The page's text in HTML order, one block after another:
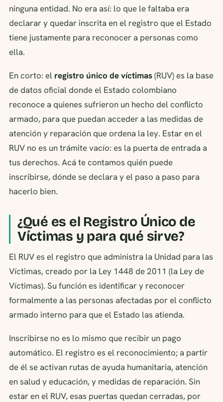
ninguna entidad. No era así: lo que le faltaba era
declarar y quedar inscrita en el registro que el Estado
tiene justamente para reconocer a personas como
ella.
En corto: el registro único de víctimas(RUV) es la base
de datos oficial donde el Estado colombiano
reconoce a quienes sufrieron un hecho del conflicto
armado, para que puedan acceder a las medidas de
atención y reparación que ordena la ley. Estar en el
RUV no es un trámite vacío: es la puerta de entrada a
tus derechos. Acá te contamos quién puede
inscribirse, dónde se declara y el paso a paso para
hacerlo bien.
¿Qué es el Registro Único de
Víctimas y para qué sirve?
El RUV es el registro que administra la Unidad para las
Víctimas, creado por la Ley 1448 de 2011 (la Ley de
Víctimas). Su función es identificar y reconocer
formalmente a las personas afectadas por el conflicto
armado interno para que el Estado las atienda.
Inscribirse no es lo mismo que recibir un pago
automático. El registro es el reconocimiento; a partir
de él se activan rutas de ayuda humanitaria, atención
en salud y educación, y medidas de reparación. Sin
estar en el RUV, esas puertas quedan cerradas, por